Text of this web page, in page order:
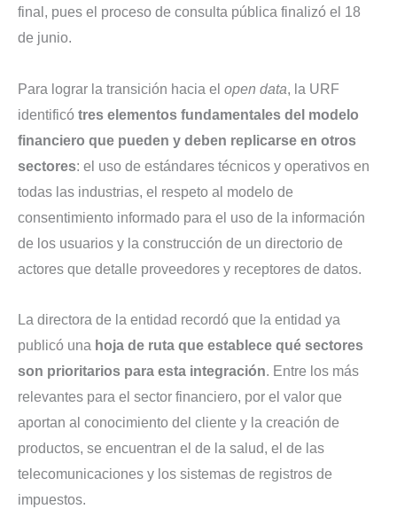
final, pues el proceso de consulta pública finalizó el 18
de junio.
Para lograr la transición hacia el open data, la URF
identificó tres elementos fundamentales del modelo
financiero que pueden y deben replicarse en otros
sectores: el uso de estándares técnicos y operativos en
todas las industrias, el respeto al modelo de
consentimiento informado para el uso de la información
de los usuarios y la construcción de un directorio de
actores que detalle proveedores y receptores de datos.
La directora de la entidad recordó que la entidad ya
publicó una hoja de ruta que establece qué sectores
son prioritarios para esta integración. Entre los más
relevantes para el sector financiero, por el valor que
aportan al conocimiento del cliente y la creación de
productos, se encuentran el de la salud, el de las
telecomunicaciones y los sistemas de registros de
impuestos.